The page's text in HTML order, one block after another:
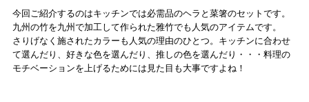
今回ご紹介するのはキッチンでは必需品のヘラと菜箸のセットです。
九州の竹を九州で加工して作られた雅竹でも人気のアイテムです。
さりげなく施されたカラーも人気の理由のひとつ。キッチンに合わせ
て選んだり、好きな色を選んだり、推しの色を選んだり・・・料理の
モチベーションを上げるためには見た目も大事ですよね！